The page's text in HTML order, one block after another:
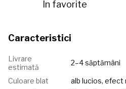
În favorite
Caracteristici
Livrare
estimată
2–4 săptămâni
Culoare blat
alb lucios, efect